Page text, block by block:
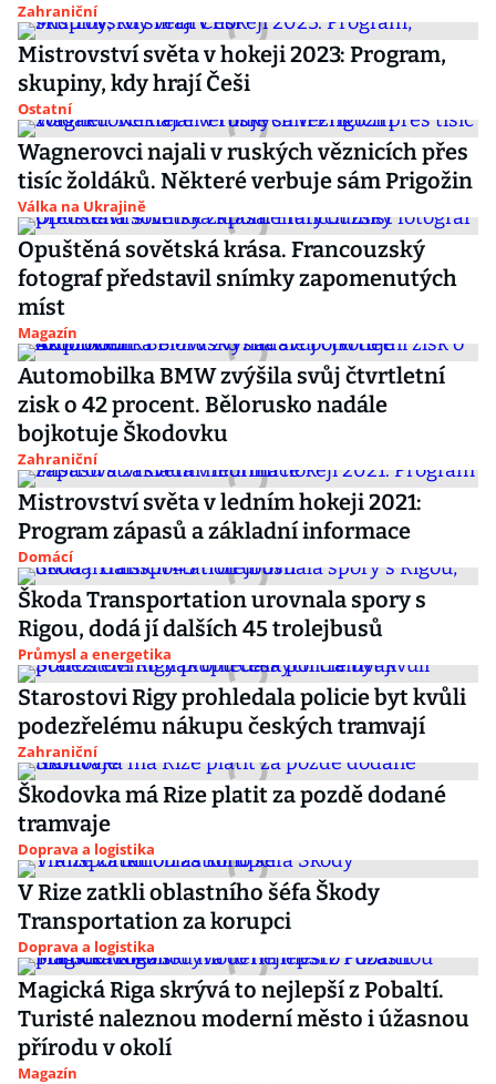
Zahraniční
Mistrovství světa v hokeji 2023: Program,
skupiny, kdy hrají Češi
Ostatní
Wagnerovci najali v ruských věznicích přes
tisíc žoldáků. Některé verbuje sám Prigožin
Válka na Ukrajině
Opuštěná sovětská krása. Francouzský
fotograf představil snímky zapomenutých
míst
Magazín
Automobilka BMW zvýšila svůj čtvrtletní
zisk o 42 procent. Bělorusko nadále
bojkotuje Škodovku
Zahraniční
Mistrovství světa v ledním hokeji 2021:
Program zápasů a základní informace
Domácí
Škoda Transportation urovnala spory s
Rigou, dodá jí dalších 45 trolejbusů
Průmysl a energetika
Starostovi Rigy prohledala policie byt kvůli
podezřelému nákupu českých tramvají
Zahraniční
Škodovka má Rize platit za pozdě dodané
tramvaje
Doprava a logistika
V Rize zatkli oblastního šéfa Škody
Transportation za korupci
Doprava a logistika
Magická Riga skrývá to nejlepší z Pobaltí.
Turisté naleznou moderní město i úžasnou
přírodu v okolí
Magazín